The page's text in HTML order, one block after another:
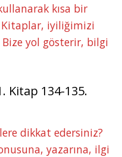
kısa bir
iyiliğimizi
yol gösterir, bilgi
Kitap 134-135.
dikkat edersiniz?
yazarına, ilgi